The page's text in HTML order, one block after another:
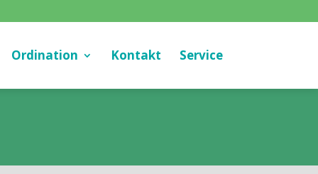
Ordination Kontakt Service